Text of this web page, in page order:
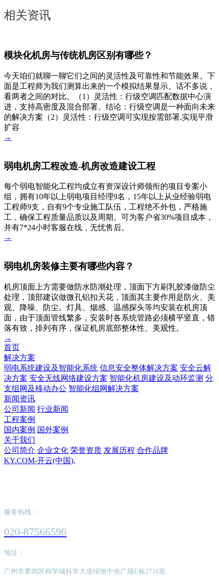
相关资讯
模块化机房与传统机房区别有哪些？
今天咱们就聊一聊它们之间的灵活性及可靠性和节能效果。下
面是工程师为我们测算出来的一个模拟结果显示。话不多说，
看两者之间的对比。（1）灵活性：行级空调匹配数据中心演
进，支持高密度及混合部署。结论：行级空调是一种面向未来
的解决方案（2）灵活性：行级空调可实现按需部署,实现平滑
扩容
→
弱电机房工程改造-机房改造建设工程
每个弱电智能化工程均成立有资深设计师领衔的项目专案小
组，拥有10年以上弱电项目经理9名，15年以上从业经验弱电
工程师9支，自有9个专业施工队伍，工程绝不外包，严格施
工，确保工程质量品质以及周期。可为客户省30%项目成本，
并有7*24小时客服在线，无忧售后。
→
弱电机房装修主要有哪些内容？
机房顶面上方需要做防水防潮处理，顶面下方刷乳胶漆做防尘
处理，顶部建议做微孔铝扣天花，顶面其主要作用是防火、美
观、降噪、防尘。灯具、烟感、温感探头等均安装在机房顶
面，由于顶面管线繁多，安装时各系统管路必须横平竖直，错
落有致，排列有序，保证机房底部整体性、美观性。
→
首页
解决方案
弱电系统建设及智能化系统 信息安全整体解决方案 安全云解
决方案 安全无线网络建设方案 智能化机房建设及动环监测 分
支组网及移动办公 智能化组网解决方案
新闻资讯
公司新闻 行业新闻
工程案例
国内案例 国外案例
关于我们
公司简介 企业文化 荣誉资质 发展历程 合作品牌
KY.COM-开云(中国),
服务热线：
020-87566596
地址：
广州市萝岗区科学城科学大道绿地中央广场E栋2716室